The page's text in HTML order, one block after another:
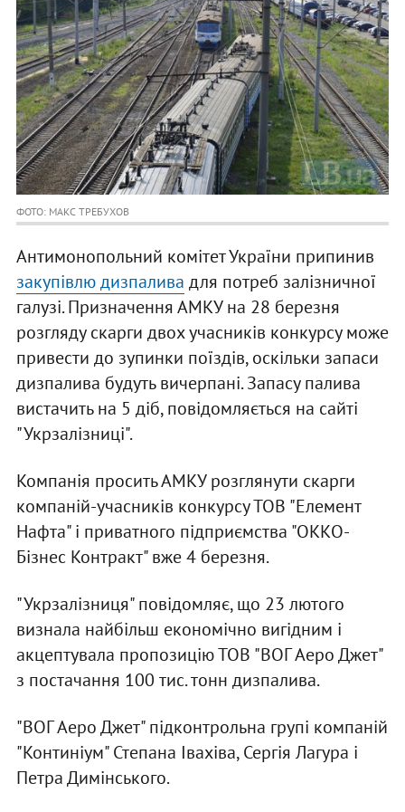
ФОТО: МАКС ТРЕБУХОВ
Антимонопольний комітет України припинив
закупівлю дизпалива для потреб залізничної
галузі. Призначення АМКУ на 28 березня
розгляду скарги двох учасників конкурсу може
привести до зупинки поїздів, оскільки запаси
дизпалива будуть вичерпані. Запасу палива
вистачить на 5 діб, повідомляється на сайті
"Укрзалізниці".
Компанія просить АМКУ розглянути скарги
компаній-учасників конкурсу ТОВ "Елемент
Нафта" і приватного підприємства "ОККО-
Бізнес Контракт" вже 4 березня.
"Укрзалізниця" повідомляє, що 23 лютого
визнала найбільш економічно вигідним і
акцептувала пропозицію ТОВ "ВОГ Аеро Джет"
з постачання 100 тис. тонн дизпалива.
"ВОГ Аеро Джет" підконтрольна групі компаній
"Континіум" Степана Івахіва, Сергія Лагура і
Петра Димінського.